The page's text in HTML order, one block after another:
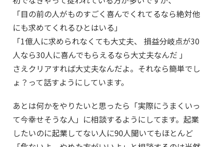
「目の前の人がものすごく喜んでくれてるなら絶対他
にも求めてくれるひとはいる」
「1億人に求められなくても大丈夫、 損益分岐点が30
人なら30人に喜んでもらえるなら大丈夫なんだ 」
さえクリアすれば大丈夫なんだよ。それなら簡単でし
ょ？って話すようにしています。
あとは何かをやりたいと思ったら「実際にうまくいっ
て今幸せそうな人」に相談するようにしてます。起業
したいのに起業してない人に90人聞いてもほとんど